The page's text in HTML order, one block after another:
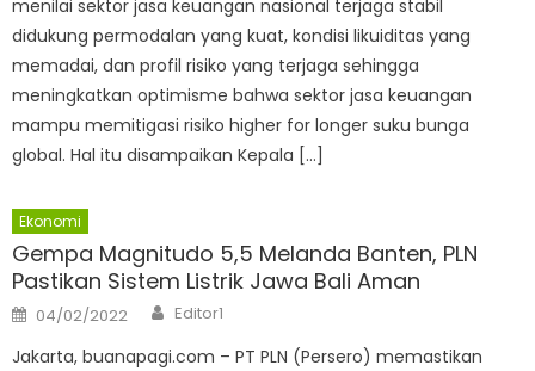
menilai sektor jasa keuangan nasional terjaga stabil
didukung permodalan yang kuat, kondisi likuiditas yang
memadai, dan profil risiko yang terjaga sehingga
meningkatkan optimisme bahwa sektor jasa keuangan
mampu memitigasi risiko higher for longer suku bunga
global. Hal itu disampaikan Kepala […]
Ekonomi
Gempa Magnitudo 5,5 Melanda Banten, PLN
Pastikan Sistem Listrik Jawa Bali Aman
Posted
on
04/02/2022 Author
Editor1
Jakarta, buanapagi.com – PT PLN (Persero) memastikan